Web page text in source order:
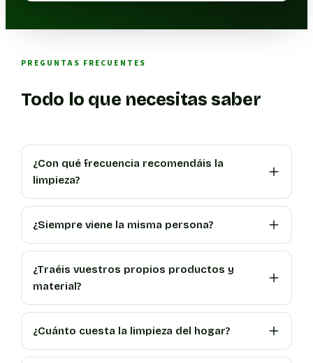
PREGUNTAS FRECUENTES
Todo lo que necesitas saber
¿Con qué frecuencia recomendáis la
limpieza?
¿Siempre viene la misma persona?
¿Traéis vuestros propios productos y
material?
¿Cuánto cuesta la limpieza del hogar?